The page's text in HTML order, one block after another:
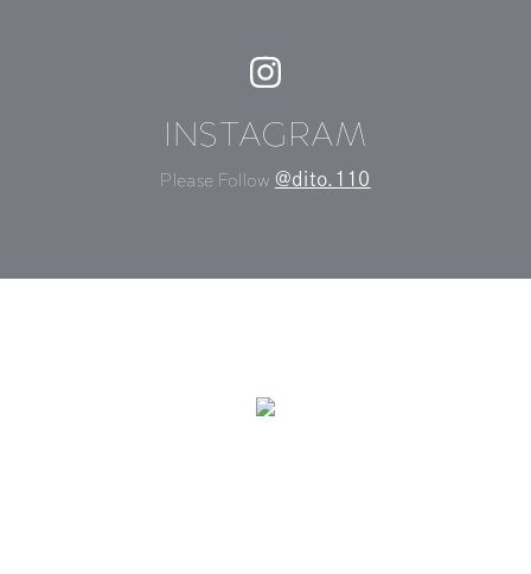
INSTAGRAM
Please Follow @dito.110